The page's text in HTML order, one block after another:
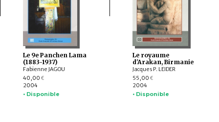
Le 9e Panchen Lama
(1883-1937)
Fabienne JAGOU
40,00 €
2004
• Disponible
Le royaume
d'Arakan, Birmanie
Jacques P. LEIDER
55,00 €
2004
• Disponible